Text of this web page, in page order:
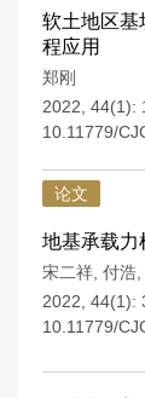
软土地区基
程应用
郑刚
2022, 44(1):
10.11779/
论文
地基承载力
宋二祥 付浩
2022, 44(1):
10.11779/